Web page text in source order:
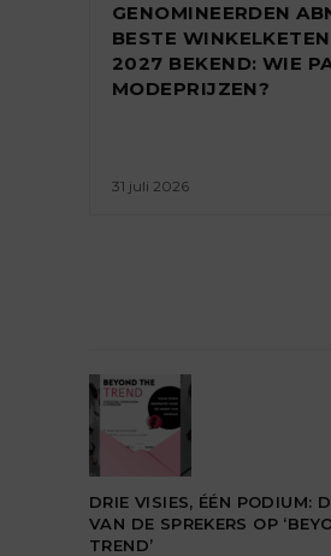
GENOMINEERDEN
BESTE
2027 BEKEND: WIE
MODEPRIJZEN?
31 juli 2026
DRIE VISIES, ÉÉN PODIUM:
VAN DE SPREKERS OP
TREND’